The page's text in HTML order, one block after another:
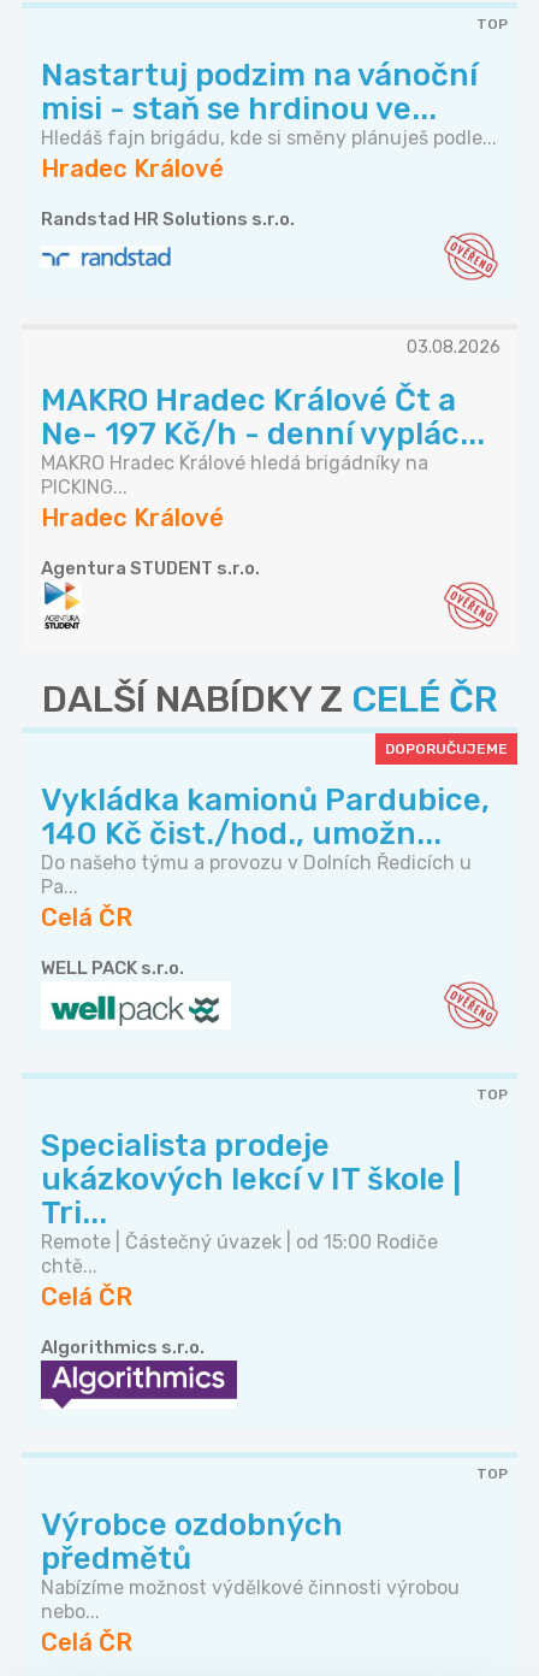
TOP
Nastartuj podzim na vánoční
misi - staň se hrdinou ve...
Hledáš fajn brigádu, kde si směny plánuješ podle...
Hradec Králové
Randstad HR Solutions s.r.o.
03.08.2026
MAKRO Hradec Králové Čt a
Ne- 197 Kč/h - denní vyplác...
MAKRO Hradec Králové hledá brigádníky na
PICKING...
Hradec Králové
Agentura STUDENT s.r.o.
DALŠÍ NABÍDKY Z CELÉ ČR
DOPORUČUJEME
Vykládka kamionů Pardubice,
140 Kč čist./hod., umožn...
Do našeho týmu a provozu v Dolních Ředicích u
Pa...
Celá ČR
WELL PACK s.r.o.
TOP
Specialista prodeje
ukázkových lekcí v IT škole |
Tri...
Remote | Částečný úvazek | od 15:00 Rodiče
chtě...
Celá ČR
Algorithmics s.r.o.
TOP
Výrobce ozdobných
předmětů
Nabízíme možnost výdělkové činnosti výrobou
nebo...
Celá ČR